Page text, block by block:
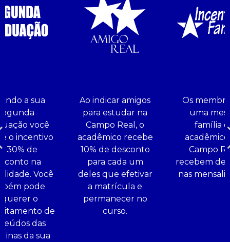
a sua
você
o incentivo
30% de
na
Você
pode
o
de
das
da sua
Ao indicar amigos
para estudar na
Campo Real, o
acadêmico recebe
10% de desconto
para cada um
deles que efetivar
a matrícula e
permanecer no
curso.
Os
uma
família
Campo
recebem
nas